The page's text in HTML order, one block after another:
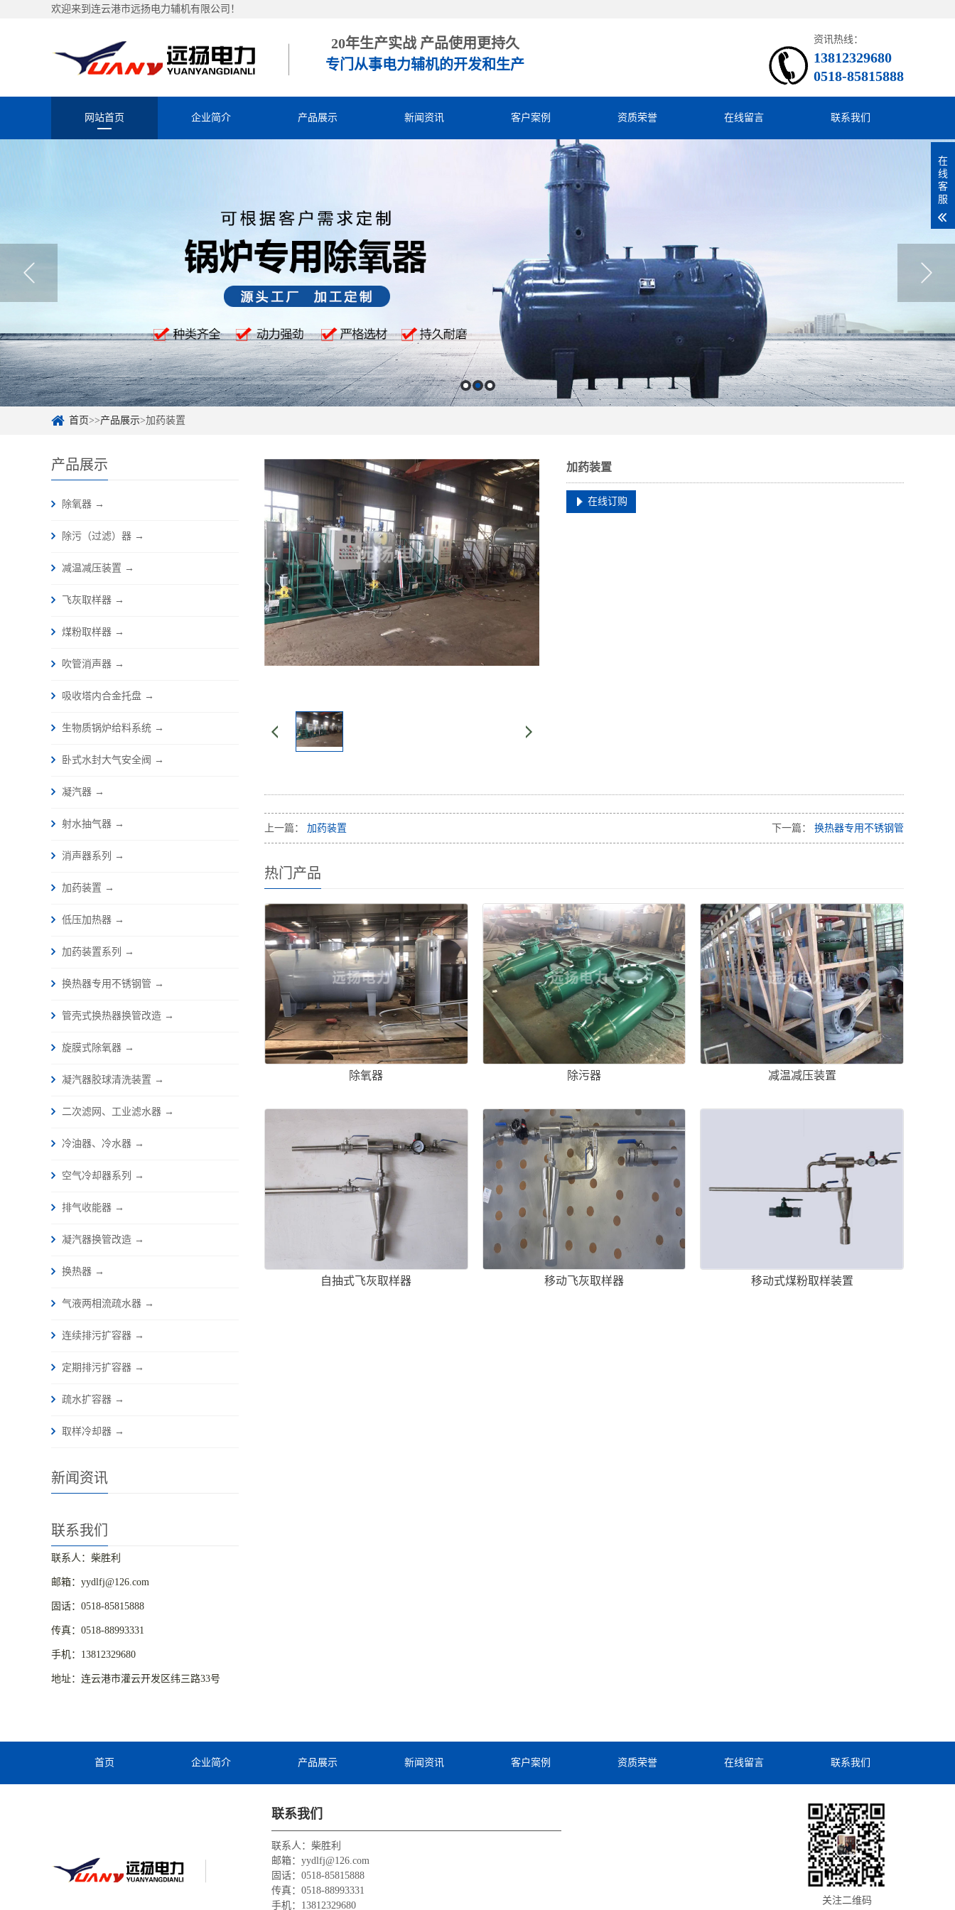
欢迎来到连云港市远扬电力辅机有限公司！
20年生产实战 产品使用更持久
专门从事电力辅机的开发和生产
资讯热线：
13812329680
0518-85815888
网站首页 企业简介 产品展示 新闻资讯 客户案例 资质荣誉 在线留言 联系我们
首页>>产品展示>加药装置
产品展示
除氧器 →
除污（过滤）器 →
减温减压装置 →
飞灰取样器 →
煤粉取样器 →
吹管消声器 →
吸收塔内合金托盘 →
生物质锅炉给料系统 →
卧式水封大气安全阀 →
凝汽器 →
射水抽气器 →
消声器系列 →
加药装置 →
低压加热器 →
加药装置系列 →
换热器专用不锈钢管 →
管壳式换热器换管改造 →
旋膜式除氧器 →
凝汽器胶球清洗装置 →
二次滤网、工业滤水器 →
冷油器、冷水器 →
空气冷却器系列 →
排气收能器 →
凝汽器换管改造 →
换热器 →
气液两相流疏水器 →
连续排污扩容器 →
定期排污扩容器 →
疏水扩容器 →
取样冷却器 →
新闻资讯
联系我们
联系人：柴胜利
邮箱：yydlfj@126.com
固话：0518-85815888
传真：0518-88993331
手机：13812329680
地址：连云港市灌云开发区纬三路33号
加药装置
在线订购
上一篇： 加药装置 下一篇： 换热器专用不锈钢管
热门产品
除氧器 除污器 减温减压装置
自抽式飞灰取样器 移动飞灰取样器 移动式煤粉取样装置
首页 企业简介 产品展示 新闻资讯 客户案例 资质荣誉 在线留言 联系我们
联系我们
联系人：柴胜利
邮箱：yydlfj@126.com
固话：0518-85815888
传真：0518-88993331
手机：13812329680
关注二维码
在
线
客
服